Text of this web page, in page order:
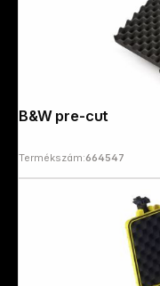
Termékszám:664547